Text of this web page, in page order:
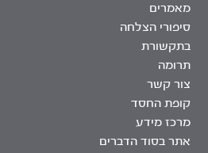
מאמרים
סיפורי הצלחה
בתקשורת
תרומה
צור קשר
קופת החסד
מרכז מידע
אתר בסוד הדברים